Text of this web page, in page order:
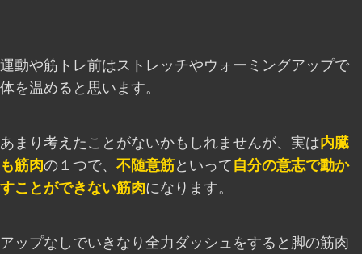
運動や筋トレ前はストレッチやウォーミングアップで
体を温めると思います。
あまり考えたことがないかもしれませんが、実は内臓
も筋肉の１つで、 不随意筋といって自分の意志で動か
すことができない筋肉になります。
アップなしでいきなり全力ダッシュをすると脚の筋肉